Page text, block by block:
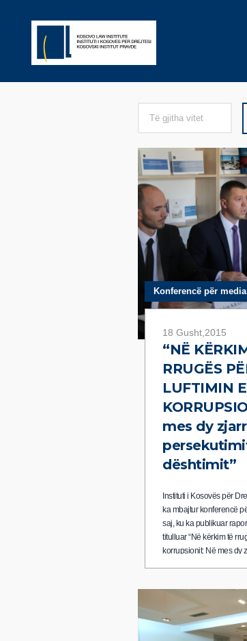
Konferencë për media
18 Gusht,2015
“NË
RRUGËS
LUFTIMIN E
mes dy
dështimit”
Instituti i Kosovës për
ka mbajtur konferencë
saj, ku ka publikuar
titulluar “Në kërkim të
korrupsionit: Në mes dy
vlerësimit të
fuqi (më 4 nëntor 2013)
për Rritjen e Efikasitetit
Prokurorial në Luftimin e